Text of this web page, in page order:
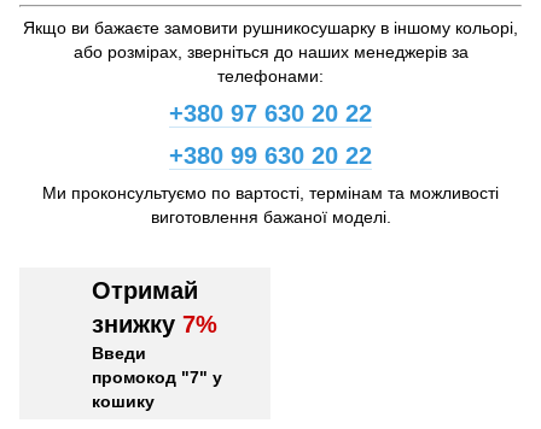
Якщо ви бажаєте замовити рушникосушарку в іншому кольорі,
або розмірах, зверніться до наших менеджерів за
телефонами:
+380 97 630 20 22
+380 99 630 20 22
Ми проконсультуємо по вартості, термінам та можливості
виготовлення бажаної моделі.
Отримай
знижку 7%
Введи
промокод "7" у
кошику